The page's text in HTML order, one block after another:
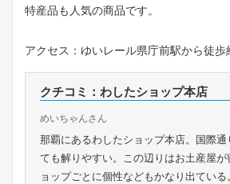
特産品も人気の商品です。
アクセス：ゆいレール県庁前駅から徒歩
クチコミ：わしたショップ本店
めいちゃんさん
那覇にあるわしたショップ本店。国際通
ても解りやすい。この辺りはお土産屋
ョップごとに個性などもかなり出てい